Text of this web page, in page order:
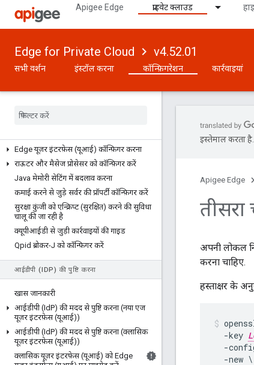
Apigee Edge प्राइवेट क्लाउड
Edge for Private Cloud v4.52.01
सभी वर्शन इंस्टॉल करना कॉन्फ़िगरेशन कार्रवाइयां
ग्रहों, जगहों, पॉड, संगठनों, वातावरणों, और वर्चुअल
होस्ट के बारे में जानकारी
इंस्टॉलेशन के बाद
इंस्टॉलेशन की प्रक्रिया से जुड़ा ज़रूरी डेटा
ईमेल और एसएमटीपी सर्वर कॉन्फ़िगर करें
Edge यूज़र इंटरफ़ेस (यूआई) कॉन्फ़िगर करना
राऊटर और मैसेज प्रोसेसर को कॉन्फ़िगर करें
Java मेमोरी सेटिंग में बदलाव करना
कमाई करने से जुड़े सर्वर की प्रॉपर्टी कॉन्फ़िगर करें
सुरक्षा कुंजी को एन्क्रिप्ट (सुरक्षित) करने की सुविधा
चालू की जा रही है
क्यूपीआईडी से जुड़ी कार्रवाइयों की गाइड
Qpid ब्रोकर-J को कॉन्फ़िगर करें
आईडीपी (IDP) की पुष्टि करना
खास जानकारी
आईडीपी (IdP) की मदद से पुष्टि करना (नया एज
यूज़र इंटरफ़ेस (यूआई))
आईडीपी (IdP) की मदद से पुष्टि करना (क्लासिक
यूज़र इंटरफ़ेस (यूआई))
क्लासिक यूज़र इंटरफ़ेस (यूआई) को Edge
इस्तेमाल करता
Apigee Edge
अपनी लोकल
करना चाहिए.
हस्ताक्षर के
  -key
-
  -new \